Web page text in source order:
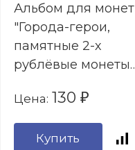
Альбом для монет
"Города-герои,
памятные 2-х
рублёвые монеты
капсул (пустой)
Цена: 130 ₽
Купить